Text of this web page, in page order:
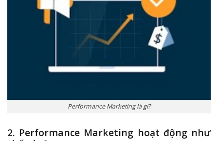
Performance Marketing là gì?
2. Performance Marketing hoạt động như